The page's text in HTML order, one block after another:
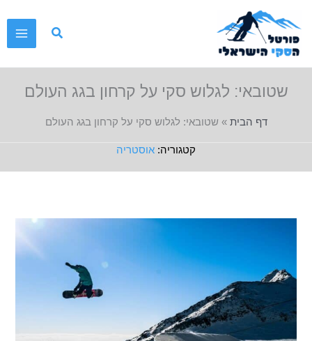
לתוכן
שטובאי: לגלוש סקי על קרחון בגג העולם
דף הבית » שטובאי: לגלוש סקי על קרחון בגג העולם
אוסטריה